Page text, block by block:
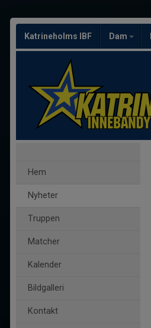
Katrineholms IBF Dam
Hem
Nyheter
Truppen
Matcher
Kalender
Bildgalleri
Kontakt